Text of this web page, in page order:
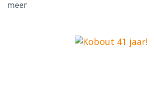
meer